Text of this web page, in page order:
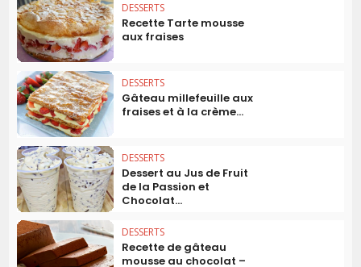
DESSERTS
Recette Tarte mousse
aux fraises
DESSERTS
Gâteau millefeuille aux
fraises et à la crème...
DESSERTS
Dessert au Jus de Fruit
de la Passion et
Chocolat...
DESSERTS
Recette de gâteau
mousse au chocolat –